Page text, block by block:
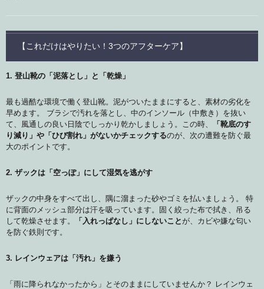
【これだけはやりたい！3つのアフターケア】
1. 登山靴の「泥落とし」と「乾燥」
最も過酷な環境で働く登山靴。泥がついたままにすると、素材の劣化を
早めます。 ブラシで汚れを落とし、中のインソール（中敷き）を抜い
て、風通しの良い日陰でしっかり乾かしましょう。この時、
「靴底のす
り減り」や「ひび割れ」がないかチェックするのが、次の遭難を防ぐ最
大のポイントです。
2. ザックは「空っぽ」にして湿気を逃がす
ザックの中身をすべて出し、隅に溜まった砂やゴミを払いましょう。 特
に背面のメッシュ部分は汗を吸っています。固く絞った布で拭き、吊る
して乾燥させます。
「入れっぱなし」にしないことが、カビや嫌な匂い
を防ぐ鉄則です。
3. レインウェアは「汚れ」を嫌う
「雨に降られなかったから」とそのままにしていませんか？ レインウェ